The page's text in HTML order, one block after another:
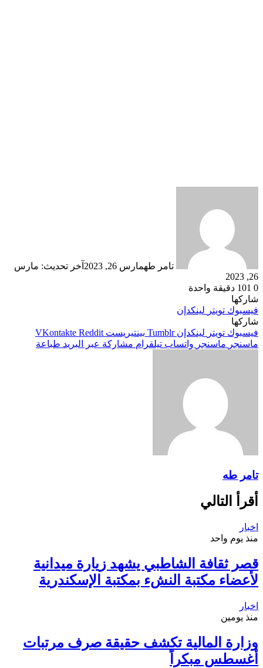
تامر طهمارس 26, 2023
آخر تحديث: مارس
26, 2023
0
دقيقة واحدة
شاركها
فيسبوك تويتر لينكدإن
شاركها
فيسبوك تويتر لينكدإن بينتيريست
ماسنجر ماسنجر واتساب تيلقرام مشاركة عبر البريد طباعة
تامر طه
أقرأ التالي
اخبار
منذ يوم واحد
قصر ثقافة الشاطبي يشهد زيارة ميدانية
لأعضاء مكتبة النشء بمكتبة الإسكندرية
اخبار
منذ يومين
وزارة المالية تكشف حقيقة صرف مرتبات
أغسطس مبكراً